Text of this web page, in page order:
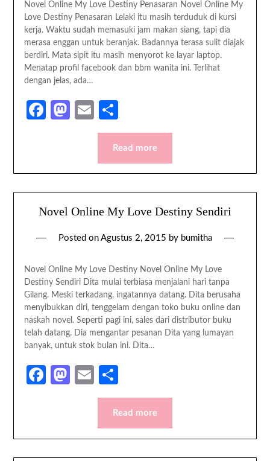
Novel Online My Love Destiny Penasaran Novel Online My
Love Destiny Penasaran Lelaki itu masih terduduk di kursi
kerja. Waktu sudah memasuki jam makan siang, tapi dia
merasa enggan untuk beranjak. Badannya terasa sulit diajak
berdiri. Mata sipit itu masih menyorot ke layar laptop.
Menatap profil facebook dan bbm wanita ini. Terlihat
dengan jelas, ada…
Facebook
Mastodon
Email
Read more
Novel Online My Love Destiny Sendiri
Posted on Agustus 2, 2015 by bumitha
Novel Online My Love Destiny Novel Online My Love
Destiny Sendiri Dita mulai terbiasa menjalani hari tanpa
Gilang. Meski terkadang, ingatannya datang. Dita berusaha
menyibukkan diri, tenggelam dengan toko buku online dan
naskah novel. Seperti pagi ini, sales dari distributor buku
telah datang. Dia mengantar pesanan Dita yang lumayan
banyak, untuk stok bulan ini. Dita…
Facebook
Mastodon
Email
Read more